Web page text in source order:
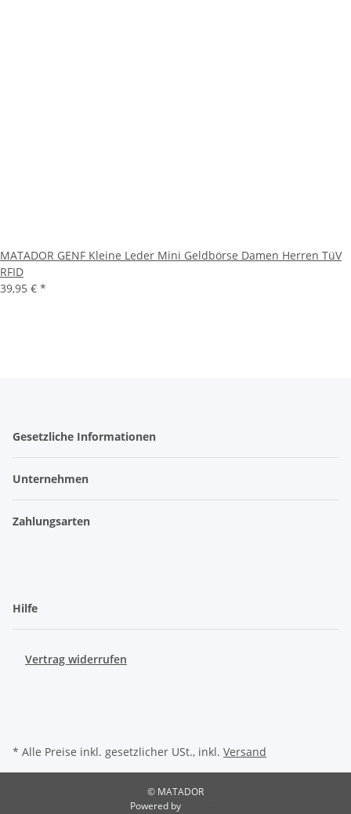
MATADOR GENF Kleine Leder Mini Geldbörse Damen Herren TüV
RFID
39,95 € *
Gesetzliche Informationen
Unternehmen
Zahlungsarten
Hilfe
Vertrag widerrufen
* Alle Preise inkl. gesetzlicher USt., inkl. Versand
© MATADOR
Powered by